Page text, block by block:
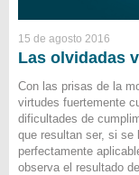
15 de agosto 2016
Las olvidadas
Con las prisas de la
virtudes fuertemente
dificultades de
que resultan ser, si se
perfectamente
observa el resultado